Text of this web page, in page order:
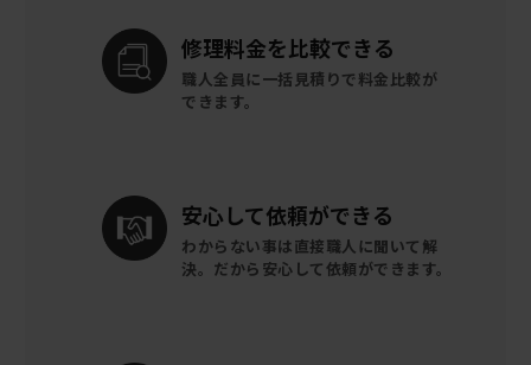
修理料金を比較できる
職人全員に一括見積りで料金比較が
できます。
安心して依頼ができる
わからない事は直接職人に聞いて解
決。 だから安心して依頼ができます。